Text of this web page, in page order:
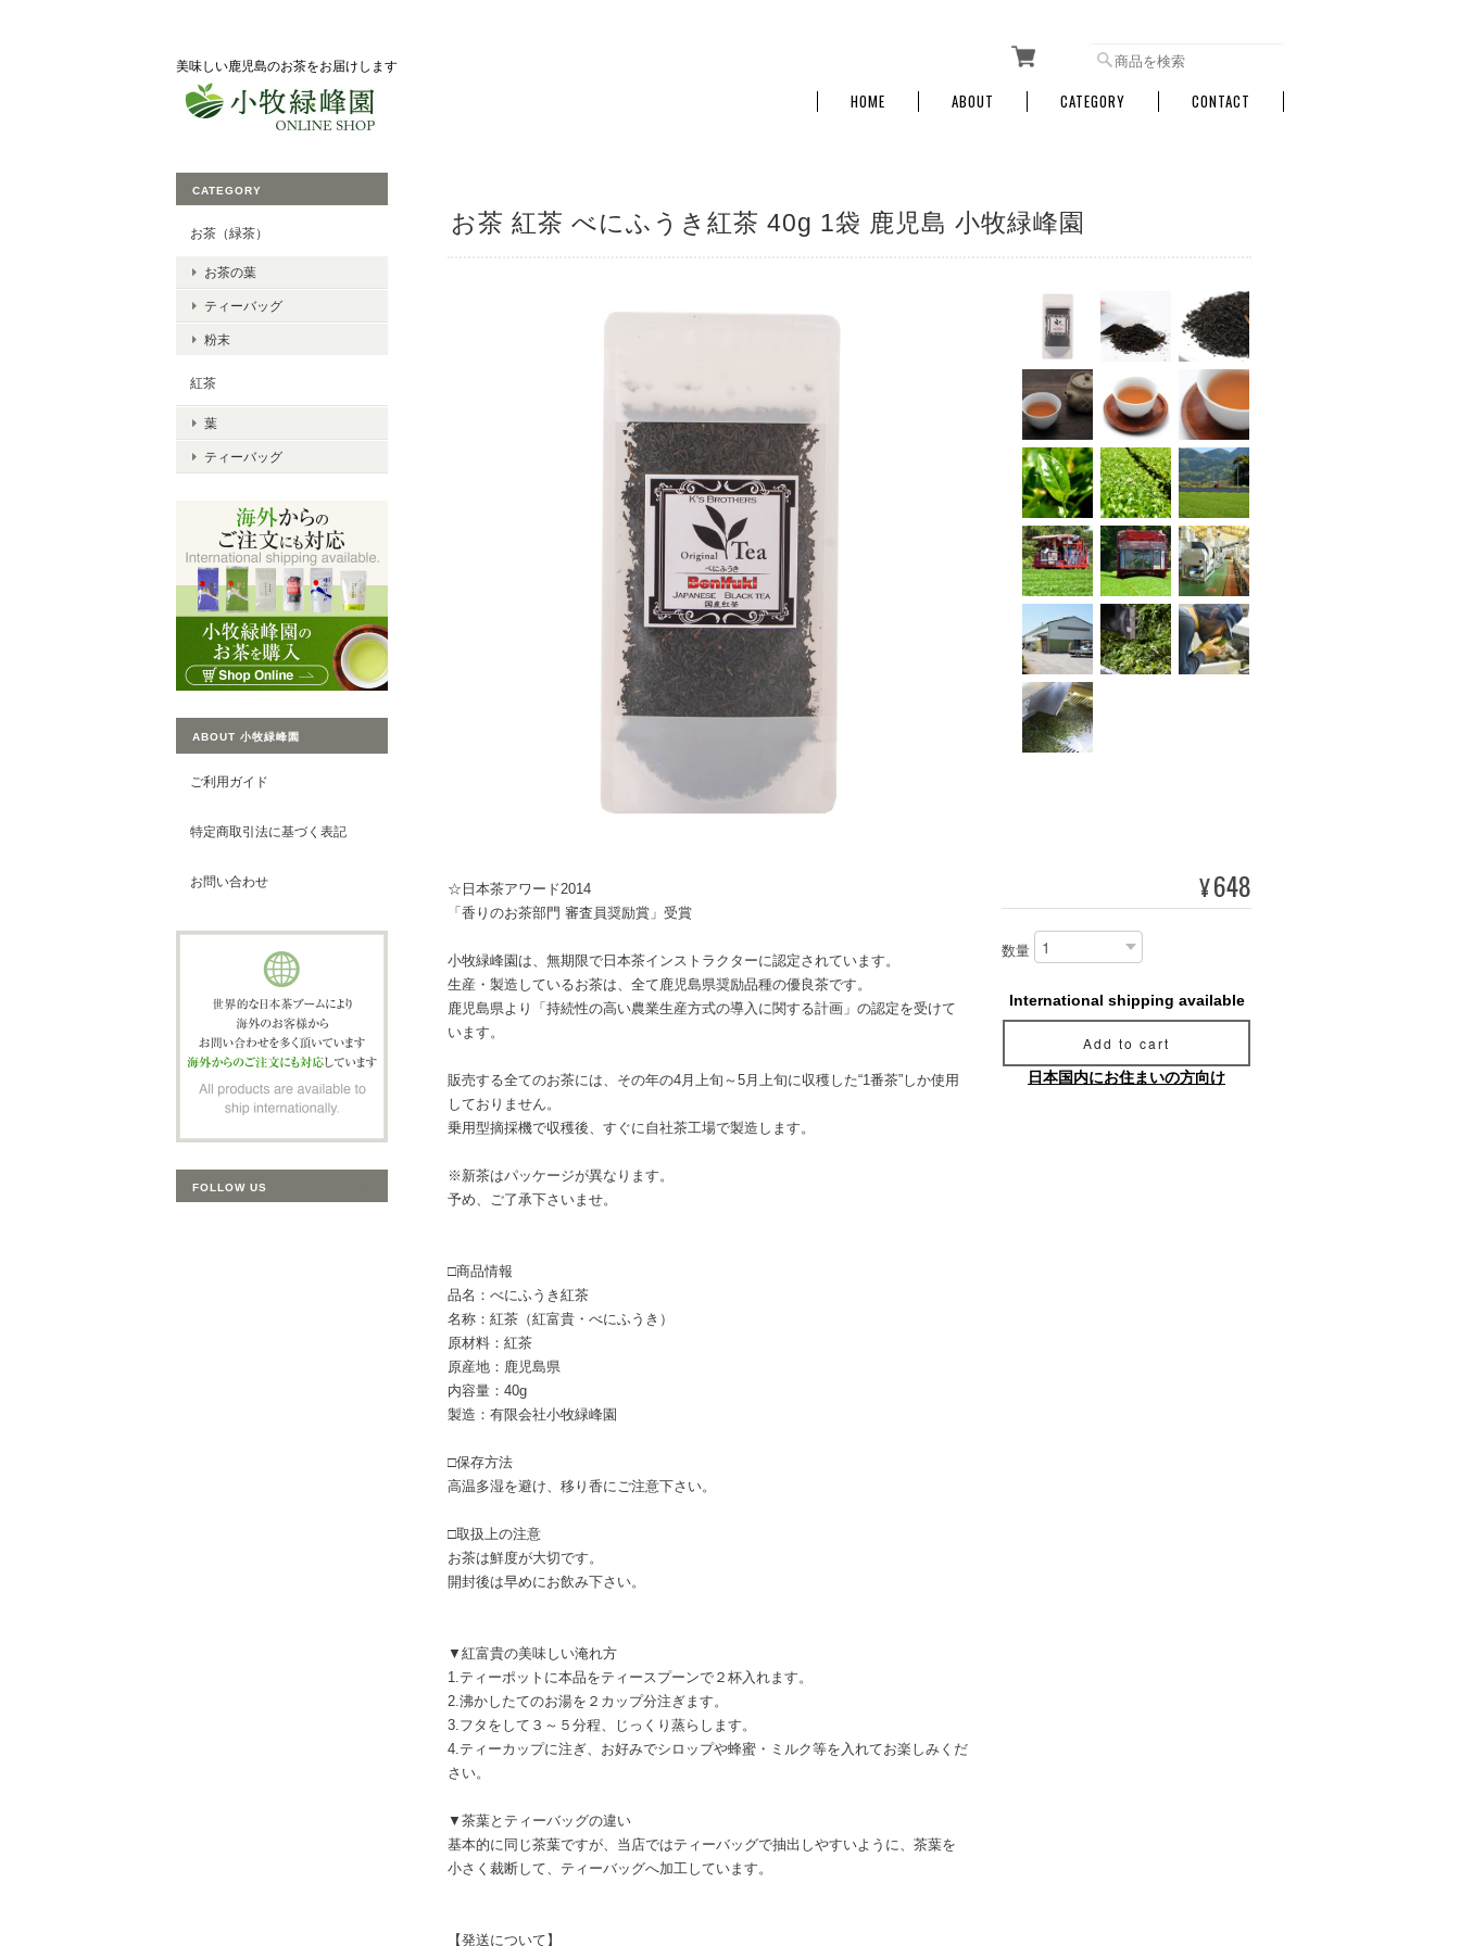
美味しい鹿児島のお茶をお届けします
HOME ABOUT CATEGORY CONTACT
お茶 紅茶 べにふうき紅茶 40g 1袋 鹿児島 小牧緑峰園
☆日本茶アワード2014
「香りのお茶部門 審査員奨励賞」受賞
小牧緑峰園は、無期限で日本茶インストラクターに認定されています。
生産・製造しているお茶は、全て鹿児島県奨励品種の優良茶です。
鹿児島県より「持続性の高い農業生産方式の導入に関する計画」の認定を受けて
います。
販売する全てのお茶には、その年の4月上旬～5月上旬に収穫した“1番茶”しか使用
しておりません。
乗用型摘採機で収穫後、すぐに自社茶工場で製造します。
※新茶はパッケージが異なります。
予め、ご了承下さいませ。
□商品情報
品名：べにふうき紅茶
名称：紅茶（紅富貴・べにふうき）
原材料：紅茶
原産地：鹿児島県
内容量：40g
製造：有限会社小牧緑峰園
□保存方法
高温多湿を避け、移り香にご注意下さい。
□取扱上の注意
お茶は鮮度が大切です。
開封後は早めにお飲み下さい。
▼紅富貴の美味しい淹れ方
1.ティーポットに本品をティースプーンで２杯入れます。
2.沸かしたてのお湯を２カップ分注ぎます。
3.フタをして３～５分程、じっくり蒸らします。
4.ティーカップに注ぎ、お好みでシロップや蜂蜜・ミルク等を入れてお楽しみくだ
さい。
▼茶葉とティーバッグの違い
基本的に同じ茶葉ですが、当店ではティーバッグで抽出しやすいように、茶葉を
小さく裁断して、ティーバッグへ加工しています。
【発送について】
¥648
数量
International shipping available
Add to cart
日本国内にお住まいの方向け
CATEGORY
お茶（緑茶）
お茶の葉
ティーバッグ
粉末
紅茶
葉
ティーバッグ
ABOUT 小牧緑峰園
ご利用ガイド
特定商取引法に基づく表記
お問い合わせ
FOLLOW US